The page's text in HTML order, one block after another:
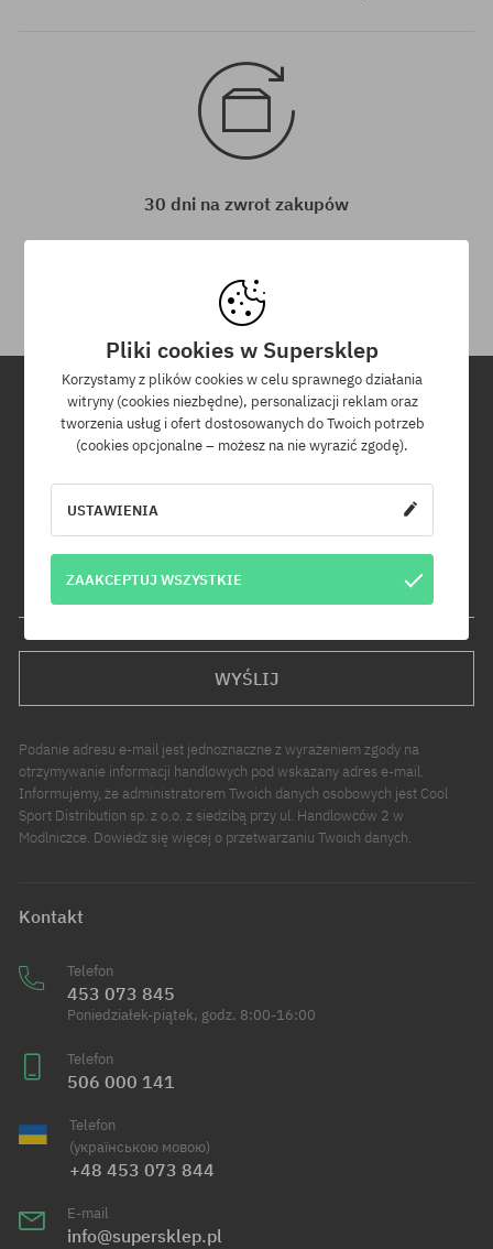
30 dni na zwrot zakupów
Newsletter
Zapisz się do naszego newslettera, a dowiesz się jako pierwszy o
WYŚLIJ
Podanie adresu e-mail jest jednoznaczne z wyrażeniem zgody na
otrzymywanie informacji handlowych pod wskazany adres e-mail.
Informujemy, że administratorem Twoich danych osobowych jest Cool
Sport Distribution sp. z o.o. z siedzibą przy ul. Handlowców 2 w
Modlniczce. Dowiedz się więcej o przetwarzaniu Twoich danych.
Kontakt
Telefon
453 073 845
Poniedziałek-piątek, godz. 8:00-16:00
Telefon
506 000 141
Telefon
(українською мовою)
+48 453 073 844
E-mail
info@supersklep.pl
Pliki cookies w Supersklep
Korzystamy z plików cookies w celu sprawnego działania
witryny (cookies niezbędne), personalizacji reklam oraz
tworzenia usług i ofert dostosowanych do Twoich potrzeb
(cookies opcjonalne – możesz na nie wyrazić zgodę).
USTAWIENIA
ZAAKCEPTUJ WSZYSTKIE